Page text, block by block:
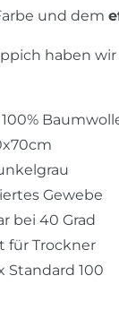
und dem
haben
Gewebe
bei 40 Grad
für Trockner
Standard 100